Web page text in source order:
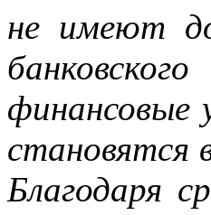
не имеют
финансовые
становятся
Благодаря